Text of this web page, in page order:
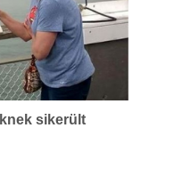
sikerült